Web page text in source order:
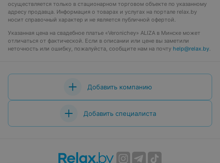
осуществляется только в стационарном торговом объекте по указанному
адресу продавца. Информация о товарах и услугах на портале relax.by
носит справочный характер и не является публичной офертой.
Указанная цена на свадебное платье «Veronichey» ALIZA в Минске может
отличаться от фактической. Если в описании или цене вы заметили
неточность или ошибку, пожалуйста, сообщите нам на почту help@relax.by.
Добавить компанию
Добавить специалиста